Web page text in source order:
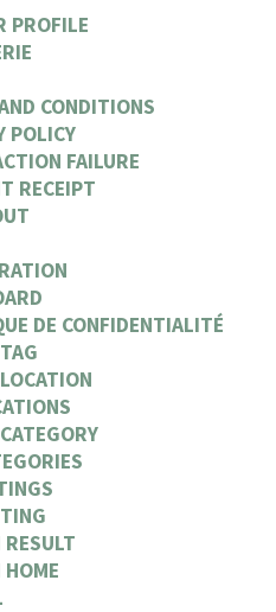
PROFILE
CONDITIONS
POLICY
FAILURE
RECEIPT
DE CONFIDENTIALITÉ
RESULT
HOME